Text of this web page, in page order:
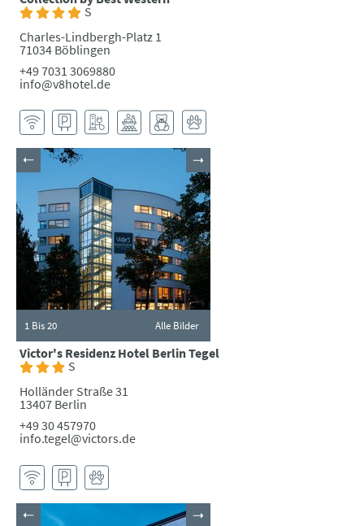
S
Charles-Lindbergh-Platz 1
71034 Böblingen
+49 7031 3069880
info@v8hotel.de
1 Bis 20 Alle Bilder
Victor's Residenz Hotel Berlin Tegel
S
Holländer Straße 31
13407 Berlin
+49 30 457970
info.tegel@victors.de